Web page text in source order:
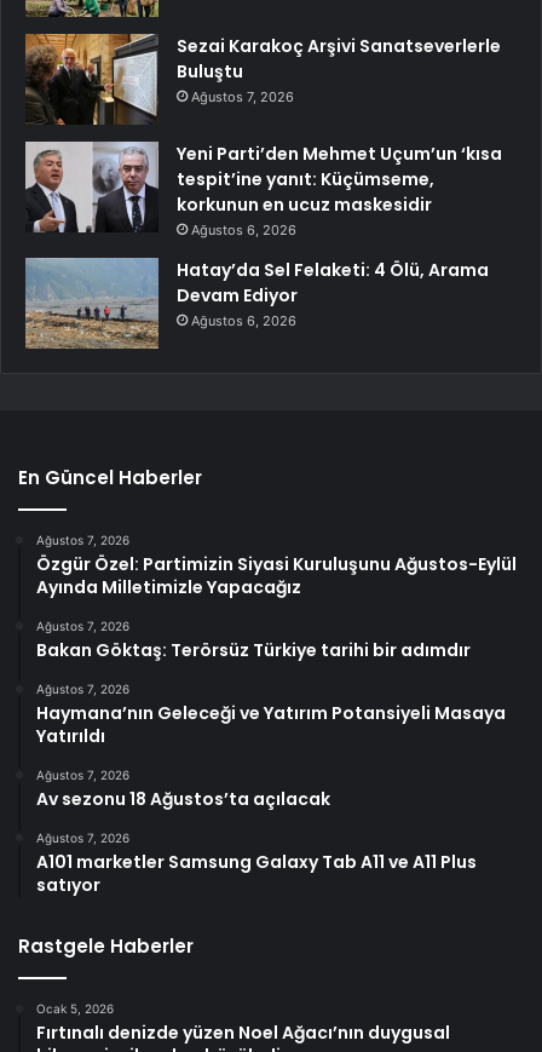
Sezai Karakoç Arşivi Sanatseverlerle
Buluştu
Ağustos 7, 2026
Yeni Parti’den Mehmet Uçum’un ‘kısa
tespit’ine yanıt: Küçümseme,
korkunun en ucuz maskesidir
Ağustos 6, 2026
Hatay’da Sel Felaketi: 4 Ölü, Arama
Devam Ediyor
Ağustos 6, 2026
En Güncel Haberler
Ağustos 7, 2026
Özgür Özel: Partimizin Siyasi Kuruluşunu Ağustos-Eylül
Ayında Milletimizle Yapacağız
Ağustos 7, 2026
Bakan Göktaş: Terörsüz Türkiye tarihi bir adımdır
Ağustos 7, 2026
Haymana’nın Geleceği ve Yatırım Potansiyeli Masaya
Yatırıldı
Ağustos 7, 2026
Av sezonu 18 Ağustos’ta açılacak
Ağustos 7, 2026
A101 marketler Samsung Galaxy Tab A11 ve A11 Plus
satıyor
Rastgele Haberler
Ocak 5, 2026
Fırtınalı denizde yüzen Noel Ağacı’nın duygusal